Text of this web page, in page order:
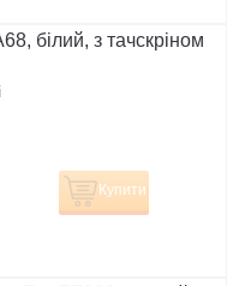
білий, з тачскріном
Купити